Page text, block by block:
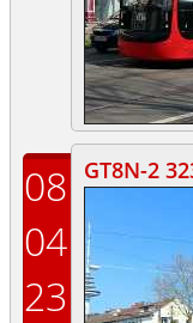
08
04
23
GT8N-2